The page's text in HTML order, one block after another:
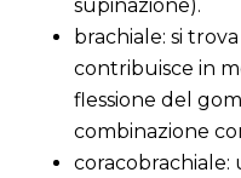
supinazione).
brachiale: si
contribuisce in
flessione del
combinazione